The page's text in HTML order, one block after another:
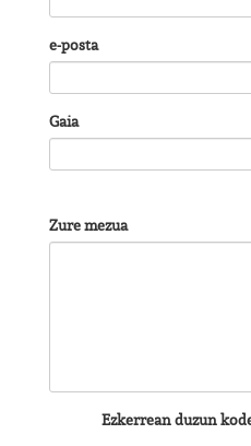
e-posta
Gaia
Zure mezua
Ezkerrean duzun